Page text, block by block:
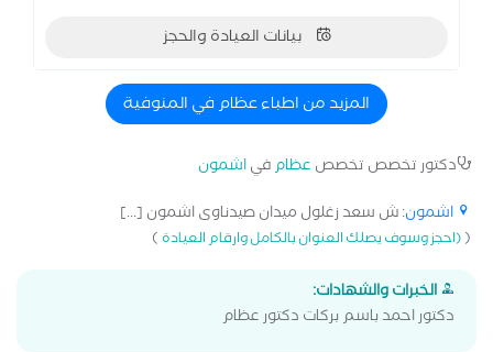
بيانات العيادة والحجز
المزيد من اطباء عظام في المنوفية
دكتور تخصص تخصص عظامفياشمون
اشمون: ش سعد زغلول ميدان صيدناوى اشمون [...]
((احجز وسوف يصلك العنوان بالكامل وارقام العيادة)
الخبرات والشهادات:
دكتور احمد باسم بركات دكتور عظام